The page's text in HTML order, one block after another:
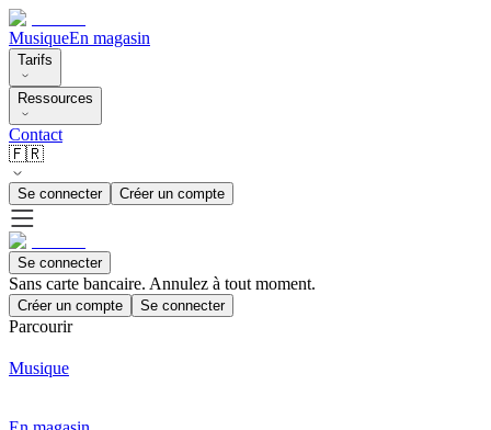
MusiqueEn magasin
Tarifs
Ressources
Contact
🇫🇷
Se connecter Créer un compte
Se connecter
Sans carte bancaire. Annulez à tout moment.
Créer un compte Se connecter
Parcourir
Musique